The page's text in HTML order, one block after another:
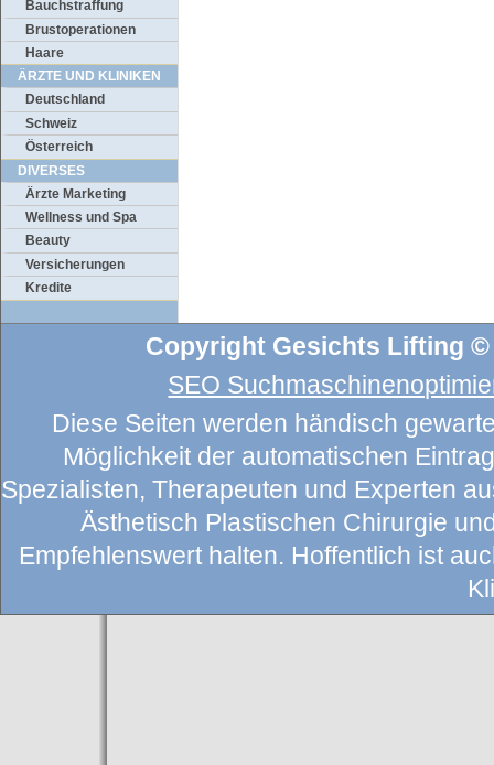
Bauchstraffung
Brustoperationen
Haare
ÄRZTE UND KLINIKEN
Deutschland
Schweiz
Österreich
DIVERSES
Ärzte Marketing
Wellness und Spa
Beauty
Versicherungen
Kredite
Copyright Gesichts Lifting ©
SEO
Diese Seiten werden händisch
Möglichkeit der automatischen
Spezialisten, Therapeuten und Experten
Ästhetisch Plastischen Chirurgie
Empfehlenswert halten. Hoffentlich ist